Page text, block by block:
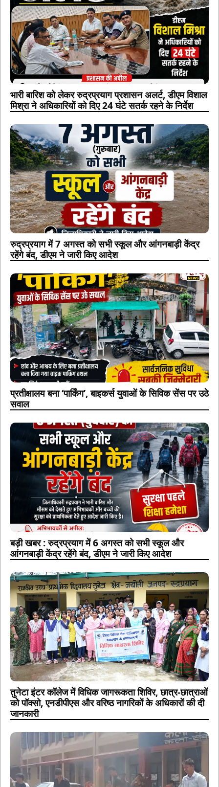
भारी बारिश को लेकर रुद्रप्रयाग प्रशासन अलर्ट, डीएम विशाल
मिश्रा ने अधिकारियों को दिए 24 घंटे सतर्क रहने के निर्देश
रुद्रप्रयाग में 7 अगस्त को सभी स्कूल और आंगनबाड़ी केंद्र
रहेंगे बंद, डीएम ने जारी किए आदेश
प्रतीक्षालय बना ‘पार्किंग’, बाइकर्स युवाओं के सिविक सेंस पर उठे
सवाल
बड़ी खबर : रुद्रप्रयाग में 6 अगस्त को सभी स्कूल और
आंगनबाड़ी केंद्र रहेंगे बंद, डीएम ने जारी किए आदेश
तुनेटा इंटर कॉलेज में विधिक जागरूकता शिविर, छात्र-छात्राओं
को पॉक्सो, एनडीपीएस और वरिष्ठ नागरिकों के अधिकारों की दी
जानकारी